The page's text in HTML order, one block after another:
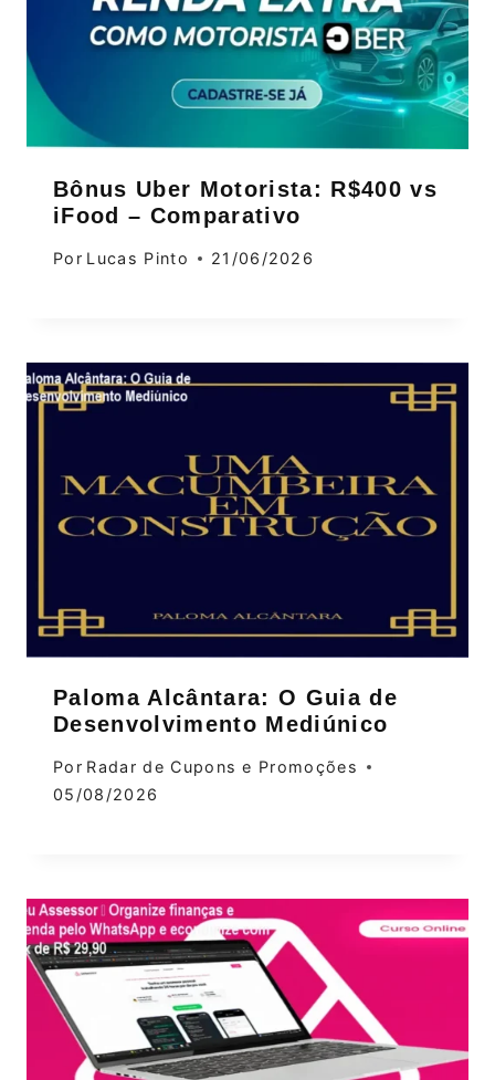
Bônus Uber Motorista: R$400 vs
iFood – Comparativo
Por Lucas Pinto 21/06/2026
Paloma Alcântara: O Guia de
Desenvolvimento Mediúnico
Por Radar de Cupons e Promoções
05/08/2026